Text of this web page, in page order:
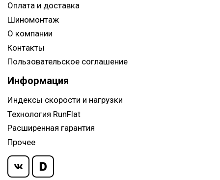
Оплата и доставка
Шиномонтаж
О компании
Контакты
Пользовательское соглашение
Информация
Индексы скорости и нагрузки
Технология RunFlat
Расширенная гарантия
Прочее